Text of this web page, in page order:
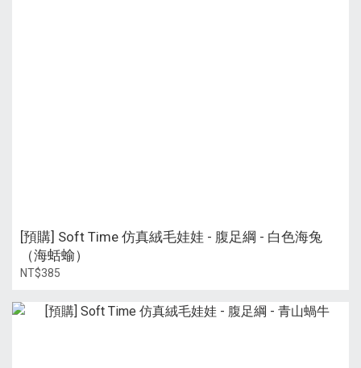
[預購] Soft Time 仿真絨毛娃娃 - 腹足綱 - 白色海兔
（海蛞蝓）
NT$385